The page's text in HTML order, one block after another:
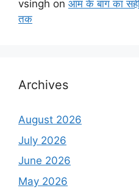
vsingh on आम के बाग का
तक
Archives
August 2026
July 2026
June 2026
May 2026